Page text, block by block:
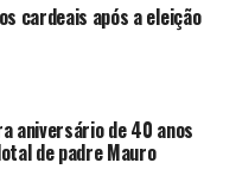
cardeais após a eleição
aniversário de 40 anos
de padre Mauro